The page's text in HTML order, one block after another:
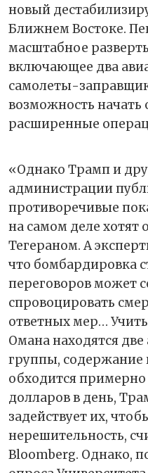
новый
Ближнем Востоке.
масштабное
включающее два
самолеты-
возможность
расширенные
«Однако Трамп и
администрации
противоречивые
на самом деле хотят
Тегераном. А
что бомбардировка
переговоров может
спровоцировать
ответных мер…
Омана находятся
группы,
обходится
долларов в день,
задействует их,
нерешительность,
Bloomberg. Однако,